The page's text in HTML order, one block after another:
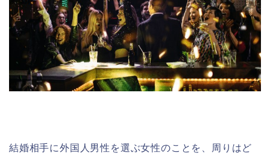
結婚相手に外国人男性を選ぶ女性のことを、周りはど